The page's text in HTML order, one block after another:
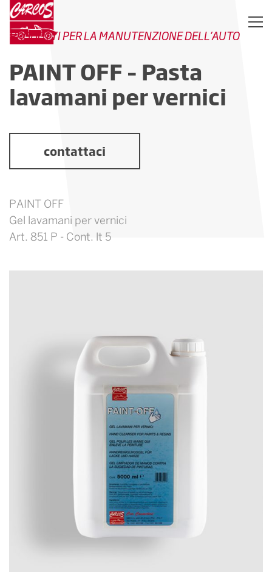
PRODOTTI PER LA MANUTENZIONE DELL’AUTO
PAINT OFF – Pasta
lavamani per vernici
contattaci
PAINT OFF
Gel lavamani per vernici
Art. 851 P - Cont. lt 5